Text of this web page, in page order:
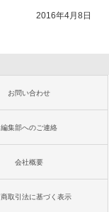
2016年4月8日
お問い合わせ
編集部へのご連絡
会社概要
取引法に基づく表示